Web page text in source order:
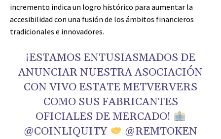
incremento indica un logro histórico para aumentar la
accesibilidad con una fusión de los ámbitos financieros
tradicionales e innovadores.
¡ESTAMOS ENTUSIASMADOS DE
ANUNCIAR NUESTRA ASOCIACIÓN
CON VIVO ESTATE METVERVERS
COMO SUS FABRICANTES
OFICIALES DE MERCADO!
@COINLIQUITY
@REMTOKEN